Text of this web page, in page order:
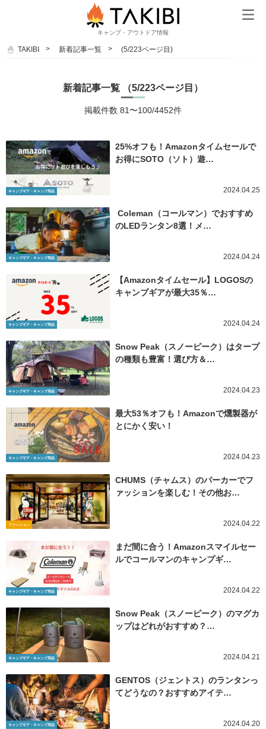
キャンプ・アウトドア情報
TAKIBI 新着記事一覧 (5/223ページ目)
新着記事一覧 （5/223ページ目）
掲載件数 81〜100/4452件
キャンプギア・キャンプ用品
25%オフも！Amazonタイムセールで
お得にSOTO（ソト）遊…
2024.04.25
キャンプギア・キャンプ用品
Coleman（コールマン）でおすすめ
のLEDランタン8選！メ…
2024.04.24
キャンプギア・キャンプ用品
【Amazonタイムセール】LOGOSの
キャンプギアが最大35％…
2024.04.24
キャンプギア・キャンプ用品
Snow Peak（スノーピーク）はタープ
の種類も豊富！選び方＆…
2024.04.23
キャンプギア・キャンプ用品
最大53％オフも！Amazonで燻製器が
とにかく安い！
2024.04.23
ファッション
CHUMS（チャムス）のパーカーでフ
ァッションを楽しむ！その他お…
2024.04.22
キャンプギア・キャンプ用品
まだ間に合う！Amazonスマイルセー
ルでコールマンのキャンプギ…
2024.04.22
キャンプギア・キャンプ用品
Snow Peak（スノーピーク）のマグカ
ップはどれがおすすめ？…
2024.04.21
キャンプギア・キャンプ用品
GENTOS（ジェントス）のランタンっ
てどうなの？おすすめアイテ…
2024.04.20